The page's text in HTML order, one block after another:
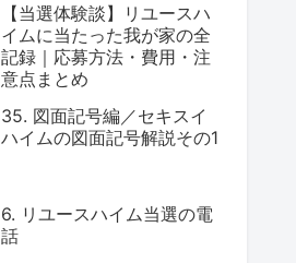
【当選体験談】リユースハ
イムに当たった我が家の全
記録｜応募方法・費用・注
意点まとめ
35. 図面記号編／セキスイ
ハイムの図面記号解説その1
6. リユースハイム当選の電
話